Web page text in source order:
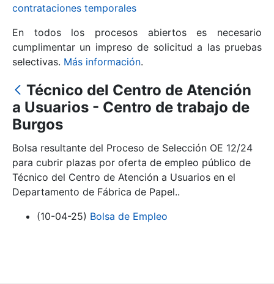
Mostrar/Ocultar
Mostrar/Ocultar
Mostrar/Ocultar
contrataciones temporales
En todos los procesos abiertos es necesario
cumplimentar un impreso de solicitud a las pruebas
selectivas. Más información.
Técnico del Centro de Atención
a Usuarios - Centro de trabajo de
Burgos
Bolsa resultante del Proceso de Selección OE 12/24
para cubrir plazas por oferta de empleo público de
Técnico del Centro de Atención a Usuarios en el
Departamento de Fábrica de Papel..
(10-04-25) Bolsa de Empleo